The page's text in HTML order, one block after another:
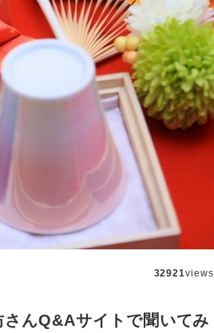
32921views
んQ&Aサイトで聞いてみ